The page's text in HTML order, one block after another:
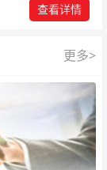
查看详情
更多>